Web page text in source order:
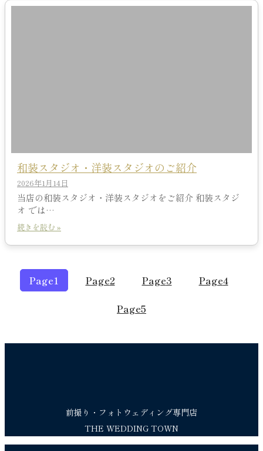
和装スタジオ・洋装スタジオのご紹介
2026年1月14日
当店の和装スタジオ・洋装スタジオをご紹介 和装スタジ
オ では…
続きを読む »
Page1 Page2 Page3 Page4
Page5
前撮り・フォトウェディング専門店
THE WEDDING TOWN